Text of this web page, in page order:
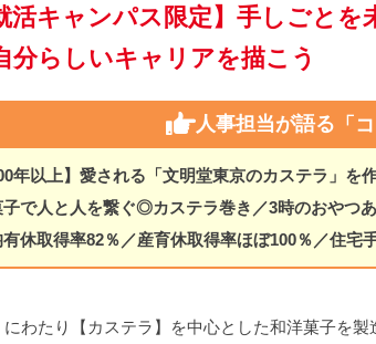
活キャンパス限定】手しごと
分らしいキャリアを描こう
人事担当が語る 「
年以上】愛される「文明堂東京のカステラ」を
子で人と人を繋ぐ◎カステラ巻き／3時のおやつ
休取得率82％／産育休取得率ほぼ100％／住宅
わたり【カステラ】を中心とした和洋菓子を製